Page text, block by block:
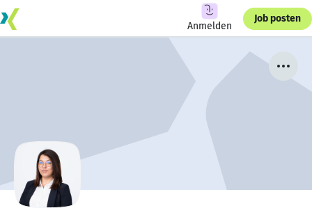
Anmelden
Job posten